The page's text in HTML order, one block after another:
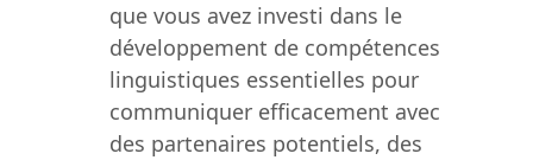
que vous avez investi dans le
développement de compétences
linguistiques essentielles pour
communiquer efficacement avec
des partenaires potentiels, des